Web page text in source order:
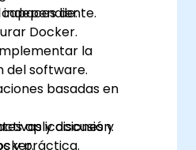
de:
Docker.
la
del software.
basadas en
aplicaciones y
y discusión.
y práctica.